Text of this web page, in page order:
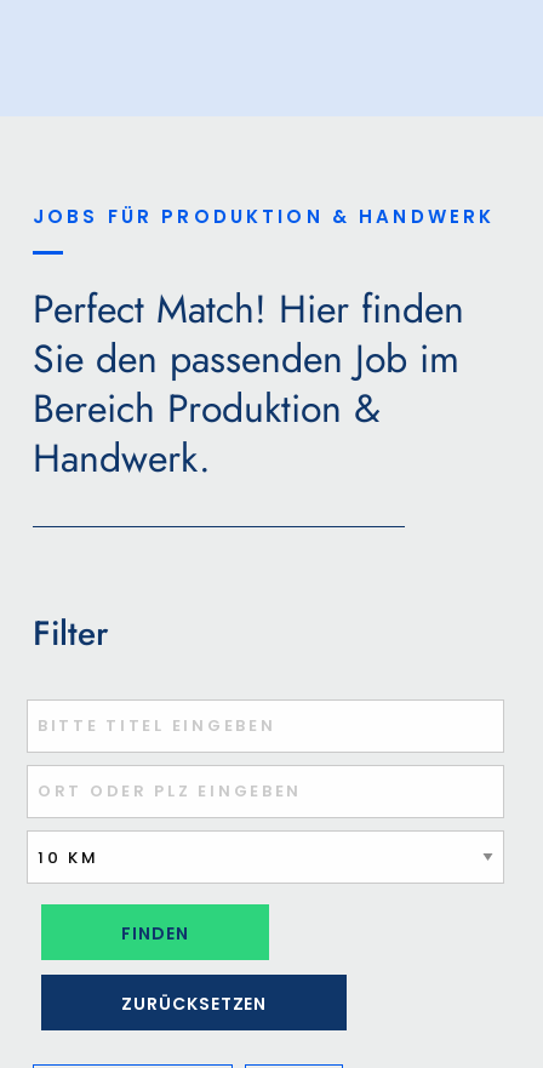
JOBS FÜR PRODUKTION & HANDWERK
Perfect Match! Hier finden
Sie den passenden Job im
Bereich Produktion &
Handwerk.
Filter
Titel oder Stichwort eingeben
ZURÜCKSETZEN